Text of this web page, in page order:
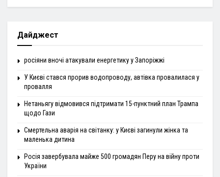
Дайджест
росіяни вночі атакували енергетику у Запоріжжі
У Києві стався прорив водопроводу, автівка провалилася у
провалля
Нетаньягу відмовився підтримати 15-пунктний план Трампа
щодо Гази
Смертельна аварія на світанку: у Києві загинули жінка та
маленька дитина
Росія завербувала майже 500 громадян Перу на війну проти
України